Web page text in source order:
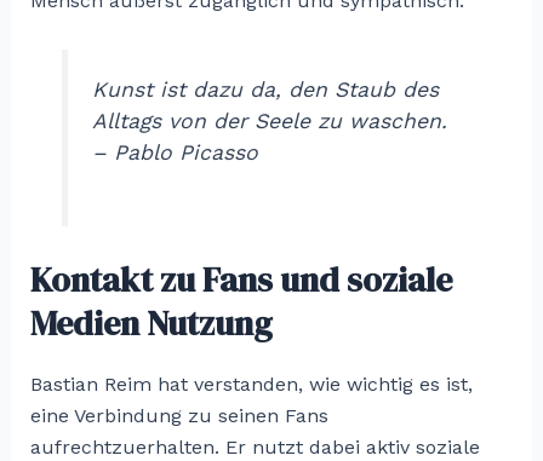
Kunst ist dazu da, den Staub des
Alltags von der Seele zu waschen.
– Pablo Picasso
Kontakt zu Fans und soziale
Medien Nutzung
Bastian Reim hat verstanden, wie wichtig es ist,
eine Verbindung zu seinen Fans
aufrechtzuerhalten. Er nutzt dabei aktiv soziale